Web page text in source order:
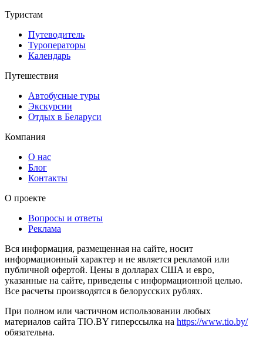
Туристам
Путеводитель
Туроператоры
Календарь
Путешествия
Автобусные туры
Экскурсии
Отдых в Беларуси
Компания
О нас
Блог
Контакты
О проекте
Вопросы и ответы
Реклама
Вся информация, размещенная на сайте, носит
информационный характер и не является рекламой или
публичной офертой. Цены в долларах США и евро,
указанные на сайте, приведены с информационной целью.
Все расчеты производятся в белорусских рублях.
При полном или частичном использовании любых
материалов сайта TIO.BY гиперссылка на https://www.tio.by/
обязательна.